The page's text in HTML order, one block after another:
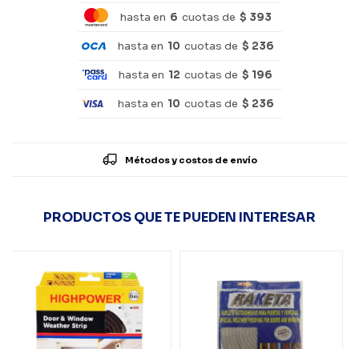
hasta en 6 cuotas de $ 393
hasta en 10 cuotas de $ 236
hasta en 12 cuotas de $ 196
hasta en 10 cuotas de $ 236
Métodos y costos de envío
PRODUCTOS QUE TE PUEDEN INTERESAR